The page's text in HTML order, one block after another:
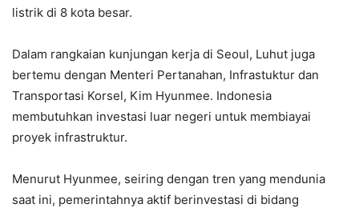
listrik di 8 kota besar.
Dalam rangkaian kunjungan kerja di Seoul, Luhut juga
bertemu dengan Menteri Pertanahan, Infrastuktur dan
Transportasi Korsel, Kim Hyunmee. Indonesia
membutuhkan investasi luar negeri untuk membiayai
proyek infrastruktur.
Menurut Hyunmee, seiring dengan tren yang mendunia
saat ini, pemerintahnya aktif berinvestasi di bidang